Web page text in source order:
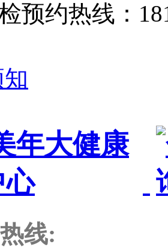
预约热线：
线: